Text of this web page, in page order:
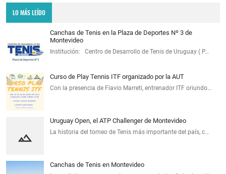
LO MÁS LEÍDO
Canchas de Tenis en la Plaza de Deportes Nº 3 de
Montevideo
Institución: Centro de Desarrollo de Tenis de Uruguay ( P…
Curso de Play Tennis ITF organizado por la AUT
Con la presencia de Flavio Marreti, entrenador ITF oriundo…
Uruguay Open, el ATP Challenger de Montevideo
La historia del torneo de Tenis más importante del país, c…
Canchas de Tenis en Montevideo